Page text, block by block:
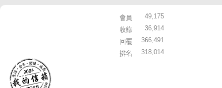
會員
49,175
收錄
36,914
回覆
366,491
排名
318,014